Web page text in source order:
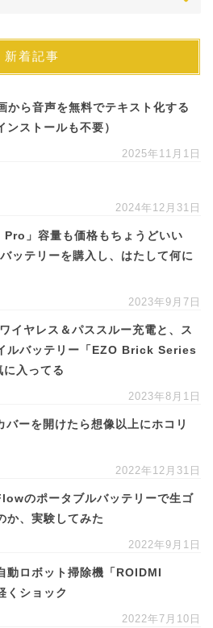
新着記事
から音声を無料でテキスト化する
ストールも不要）
2025年11月1日
2024年12月31日
」容量も価格もちょうどいい
ッテリーを購入し、はたして何に
2023年9月7日
イヤレス＆パススルー充電と、ス
ルバッテリー「EZO Brick Series
入ってる
2023年8月1日
バーを開けたら想像以上にホコリ
2022年12月31日
のポータブルバッテリーで生ゴ
か、実験してみた
2022年9月1日
動ロボット掃除機「ROIDMI
くショック
2022年7月10日